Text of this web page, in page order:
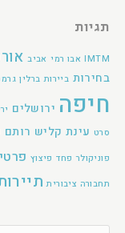
תגיות
IMTM אבו רמי אביב
בחירות ביירות ברלין
חיפה ירושלים
סרט עינת קליש רותם
פוניקולר פחד פיצוץ
תחבורה ציבורית